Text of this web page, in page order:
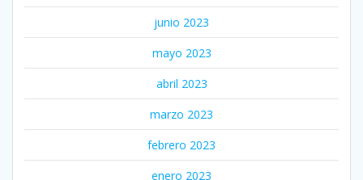
junio 2023
mayo 2023
abril 2023
marzo 2023
febrero 2023
enero 2023